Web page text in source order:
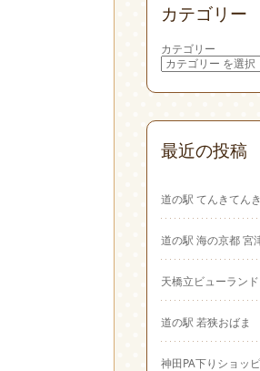
カテゴリー
カテゴリー
最近の投稿
道の駅 てんきてん
道の駅 海の京都 宮
天橋立ビューランド
道の駅 若狭おばま
神田PA下りショッ